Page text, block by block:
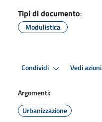
Tipi di documento:
Modulistica
Condividi Vedi azioni
Argomenti:
Urbanizzazione